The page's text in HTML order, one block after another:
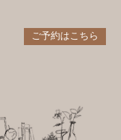
ご予約はこちら